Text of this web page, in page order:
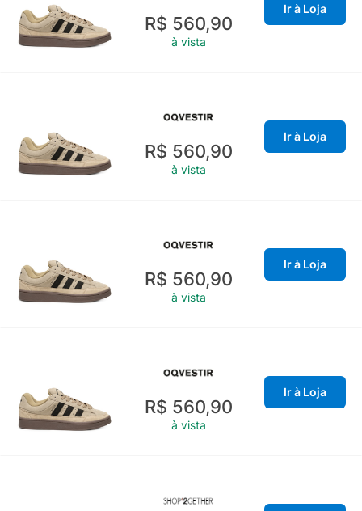
R$ 560,90
à vista
Ir à Loja
R$ 560,90
à vista
Ir à Loja
R$ 560,90
à vista
Ir à Loja
R$ 560,90
à vista
Ir à Loja